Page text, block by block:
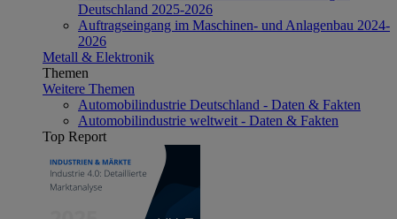
Deutschland 2025-2026
Auftragseingang im Maschinen- und Anlagenbau 2024-
2026
Metall & Elektronik
Themen
Weitere Themen
Automobilindustrie Deutschland - Daten & Fakten
Automobilindustrie weltweit - Daten & Fakten
Top Report